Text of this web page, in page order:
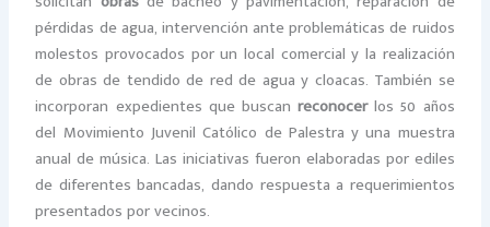
pérdidas de agua, intervención ante problemáticas de ruidos
molestos provocados por un local comercial y la realización
de obras de tendido de red de agua y cloacas. También se
incorporan expedientes que buscanreconocerlos 50 años
del Movimiento Juvenil Católico de Palestra y una muestra
anual de música. Las iniciativas fueron elaboradas por ediles
de diferentes bancadas, dando respuesta a requerimientos
presentados por vecinos.